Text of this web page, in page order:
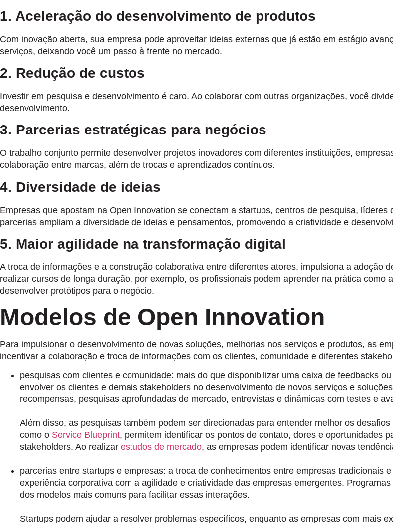
1. Aceleração do desenvolvimento de produtos
Com inovação aberta, sua empresa pode aproveitar ideias externas que já estão em estágio
serviços, deixando você um passo à frente no mercado.
2. Redução de custos
Investir em pesquisa e desenvolvimento é caro. Ao colaborar com outras organizações, você
desenvolvimento.
3. Parcerias estratégicas para negócios
O trabalho conjunto permite desenvolver projetos inovadores com diferentes instituições,
colaboração entre marcas, além de trocas e aprendizados contínuos.
4. Diversidade de ideias
Empresas que apostam na Open Innovation se conectam a startups, centros de pesquisa,
parcerias ampliam a diversidade de ideias e pensamentos, promovendo a criatividade e
5. Maior agilidade na transformação digital
A troca de informações e a construção colaborativa entre diferentes atores, impulsiona a adoção
realizar cursos de longa duração, por exemplo, os profissionais podem aprender na prática
desenvolver protótipos para o negócio.
Modelos de Open Innovation
Para impulsionar o desenvolvimento de novas soluções, melhorias nos serviços e produtos, as
incentivar a colaboração e troca de informações com os clientes, comunidade e diferentes
pesquisas com clientes e comunidade: mais do que disponibilizar uma caixa de feedbacks
envolver os clientes e demais stakeholders no desenvolvimento de novos serviços e
recompensas, pesquisas aprofundadas de mercado, entrevistas e dinâmicas com testes e
Além disso, as pesquisas também podem ser direcionadas para entender melhor os
como o Service Blueprint, permitem identificar os pontos de contato, dores e oportunidades
stakeholders. Ao realizar estudos de mercado, as empresas podem identificar novas
parcerias entre startups e empresas: a troca de conhecimentos entre empresas tradicionais
experiência corporativa com a agilidade e criatividade das empresas emergentes.
dos modelos mais comuns para facilitar essas interações.
Startups podem ajudar a resolver problemas específicos, enquanto as empresas com mais